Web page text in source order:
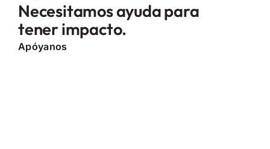
Necesitamos ayuda para
tener impacto.
Apóyanos